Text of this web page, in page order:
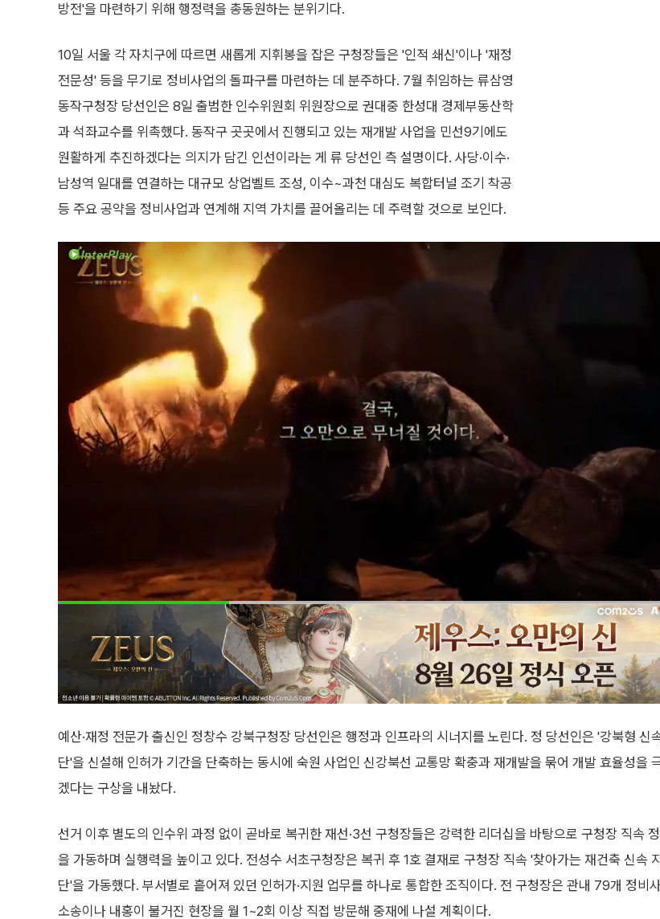
방전'을 마련하기 위해 행정력을 총동원하는 분위기다.
10일 서울 각 자치구에 따르면 새롭게 지휘봉을 잡은 구청장들은 '인적 쇄신'이나 '재정
전문성' 등을 무기로 정비사업의 돌파구를 마련하는 데 분주하다. 7월 취임하는 류삼영
동작구청장 당선인은 8일 출범한 인수위원회 위원장으로 권대중 한성대 경제부동산학
과 석좌교수를 위촉했다. 동작구 곳곳에서 진행되고 있는 재개발 사업을 민선9기에도
원활하게 추진하겠다는 의지가 담긴 인선이라는 게 류 당선인 측 설명이다. 사당·이수·
남성역 일대를 연결하는 대규모 상업벨트 조성, 이수~과천 대심도 복합터널 조기 착공
등 주요 공약을 정비사업과 연계해 지역 가치를 끌어올리는 데 주력할 것으로 보인다.
예산·재정 전문가 출신인 정창수 강북구청장 당선인은 행정과 인프라의 시너지를 노린다. 정 당선인은 '강북형 신
단'을 신설해 인허가 기간을 단축하는 동시에 숙원 사업인 신강북선 교통망 확충과 재개발을 묶어 개발 효율성을
겠다는 구상을 내놨다.
선거 이후 별도의 인수위 과정 없이 곧바로 복귀한 재선·3선 구청장들은 강력한 리더십을 바탕으로 구청장 직속
을 가동하며 실행력을 높이고 있다. 전성수 서초구청장은 복귀 후 1호 결재로 구청장 직속 '찾아가는 재건축 신속
단'을 가동했다. 부서별로 흩어져 있던 인허가·지원 업무를 하나로 통합한 조직이다. 전 구청장은 관내 79개 정비
소송이나 내홍이 불거진 현장을 월 1~2회 이상 직접 방문해 중재에 나설 계획이다.